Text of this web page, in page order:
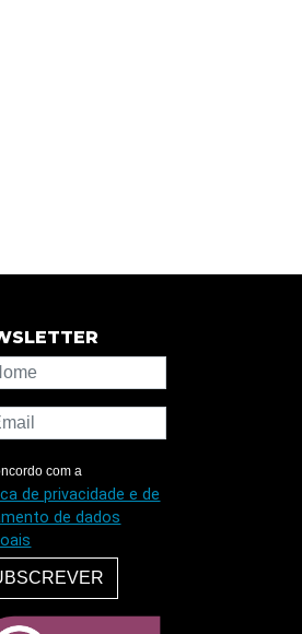
com a
de privacidade e de
de dados